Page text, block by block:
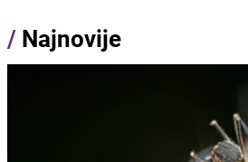
/ Najnovije